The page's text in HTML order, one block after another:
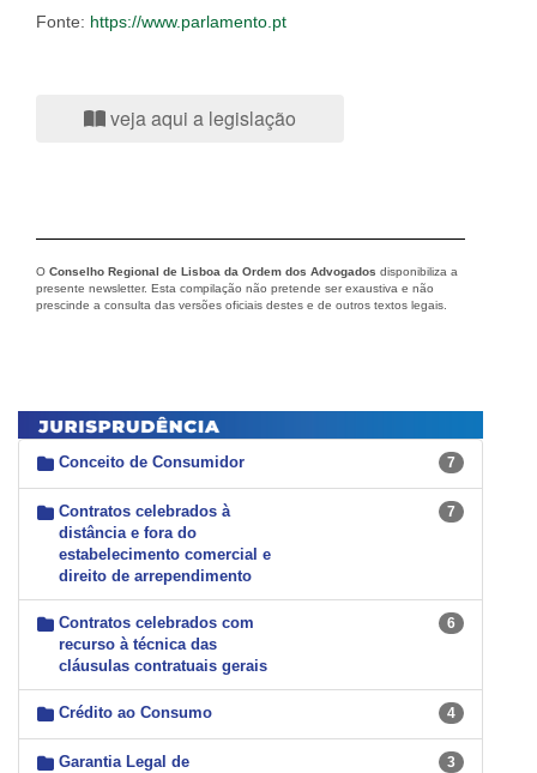
Fonte: https://www.parlamento.pt
veja aqui a legislação
O Conselho Regional de Lisboa da Ordem dos Advogados disponibiliza a
presente newsletter. Esta compilação não pretende ser exaustiva e não
prescinde a consulta das versões oficiais destes e de outros textos legais.
Conceito de Consumidor 7
Contratos celebrados à
distância e fora do
estabelecimento comercial e
direito de arrependimento
7
Contratos celebrados com
recurso à técnica das
cláusulas contratuais gerais
6
Crédito ao Consumo 4
Garantia Legal de
3